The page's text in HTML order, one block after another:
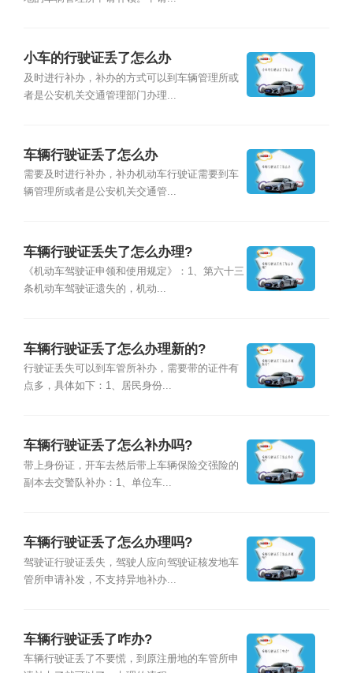
小车的行驶证丢了怎么办
及时进行补办，补办的方式可以到车辆管理所或
者是公安机关交通管理部门办理...
车辆行驶证丢了怎么办
需要及时进行补办，补办机动车行驶证需要到车
辆管理所或者是公安机关交通管...
车辆行驶证丢失了怎么办理?
《机动车驾驶证申领和使用规定》：1、第六十三
条机动车驾驶证遗失的，机动...
车辆行驶证丢了怎么办理新的?
行驶证丢失可以到车管所补办，需要带的证件有
点多，具体如下：1、居民身份...
车辆行驶证丢了怎么补办吗?
带上身份证，开车去然后带上车辆保险交强险的
副本去交警队补办：1、单位车...
车辆行驶证丢了怎么办理吗?
驾驶证行驶证丢失，驾驶人应向驾驶证核发地车
管所申请补发，不支持异地补办...
车辆行驶证丢了咋办?
车辆行驶证丢了不要慌，到原注册地的车管所申